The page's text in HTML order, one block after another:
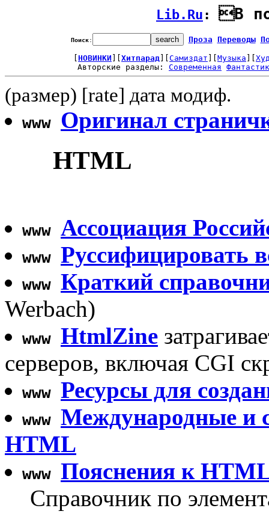
Lib.Ru : В
Поиск: Проза Переводы
НОВИНКИ Хитпарад Самиздат Музыка
Авторские разделы: Современная
(размер) [rate] дата модиф.
www Оригинал
HTML
www Ассоциация
www Руссифицировать
www Краткий
Werbach)
www HtmlZine
серверов, включая CGI
www Ресурсы для
www Международные и
HTML
www Пояснения к
Справочник по